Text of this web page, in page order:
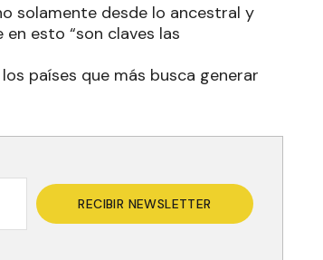
solamente desde lo ancestral y
esto “son claves las
países que más busca generar
RECIBIR NEWSLETTER